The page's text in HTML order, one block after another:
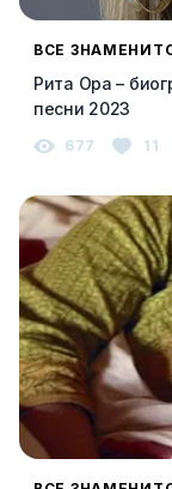
ВСЕ
Рита Ора –
песни 2023
677 11